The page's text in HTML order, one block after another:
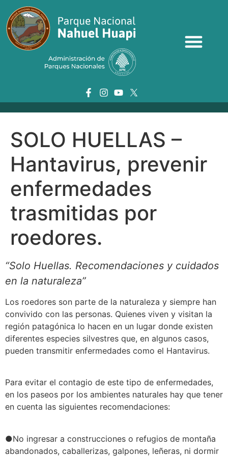
SOLO HUELLAS –
Hantavirus, prevenir
enfermedades
trasmitidas por
roedores.
“Solo Huellas. Recomendaciones y cuidados
en la naturaleza”
Los roedores son parte de la naturaleza y siempre han
convivido con las personas. Quienes viven y visitan la
región patagónica lo hacen en un lugar donde existen
diferentes especies silvestres que, en algunos casos,
pueden transmitir enfermedades como el Hantavirus.
Para evitar el contagio de este tipo de enfermedades,
en los paseos por los ambientes naturales hay que tener
en cuenta las siguientes recomendaciones:
●No ingresar a construcciones o refugios de montaña
abandonados, caballerizas, galpones, leñeras, ni dormir